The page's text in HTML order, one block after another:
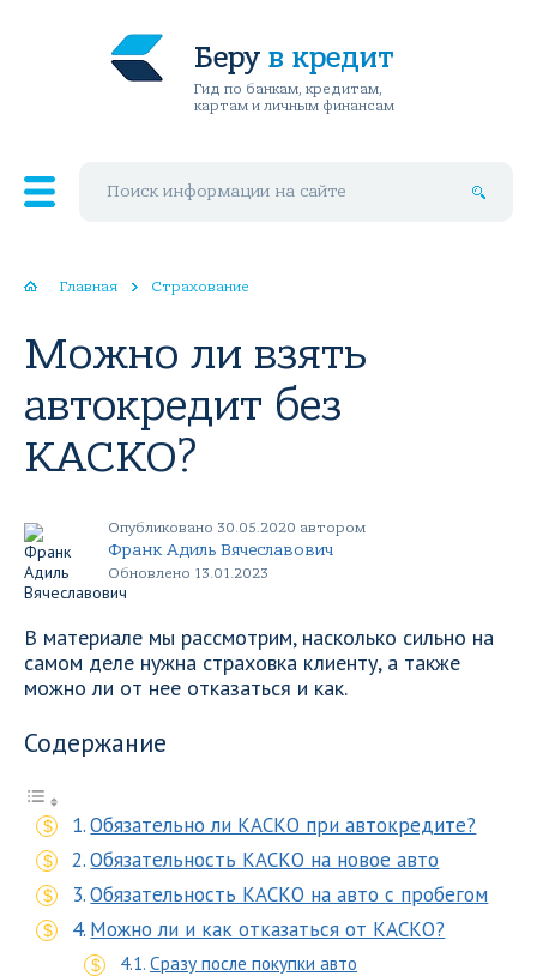
Беру в кредит
Гид по банкам, кредитам,
картам и личным финансам
Главная Страхование
Можно ли взять
автокредит без
КАСКО?
Опубликовано 30.05.2020 автором
Франк Адиль Вячеславович
Обновлено 13.01.2023
В материале мы рассмотрим, насколько сильно на
самом деле нужна страховка клиенту, а также
можно ли от нее отказаться и как.
Содержание
Обязательно ли КАСКО при автокредите?
Обязательность КАСКО на новое авто
Обязательность КАСКО на авто с пробегом
Можно ли и как отказаться от КАСКО?
Сразу после покупки авто